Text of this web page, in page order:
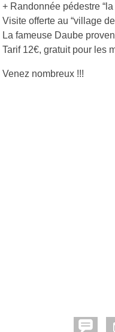
+ Randonnée pédestre “la
Visite offerte au “village
La fameuse Daube
Tarif 12€, gratuit pour les
Venez nombreux !!!